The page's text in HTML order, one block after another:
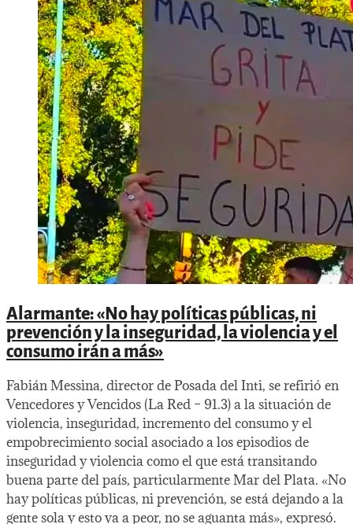
Alarmante: «No hay políticas públicas, ni
prevención y la inseguridad, la violencia y el
consumo irán a más»
Fabián Messina, director de Posada del Inti, se refirió en
Vencedores y Vencidos (La Red – 91.3) a la situación de
violencia, inseguridad, incremento del consumo y el
empobrecimiento social asociado a los episodios de
inseguridad y violencia como el que está transitando
buena parte del país, particularmente Mar del Plata. «No
hay políticas públicas, ni prevención, se está dejando a la
gente sola y esto va a peor, no se aguanta más», expresó.